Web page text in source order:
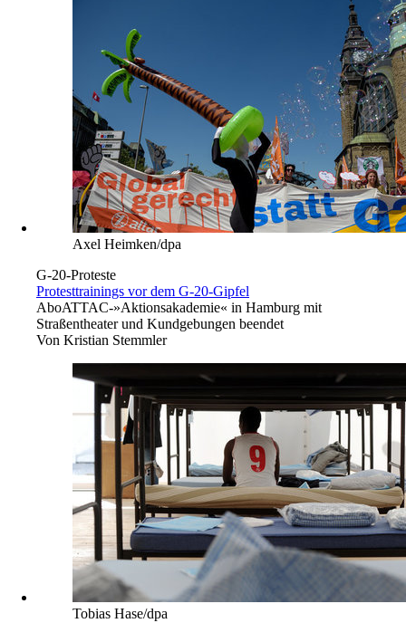
Axel Heimken/dpa
G-20-Proteste
Protesttrainings vor dem G-20-Gipfel
AboATTAC-»Aktionsakademie« in Hamburg mit
Straßentheater und Kundgebungen beendet
Von Kristian Stemmler
Tobias Hase/dpa